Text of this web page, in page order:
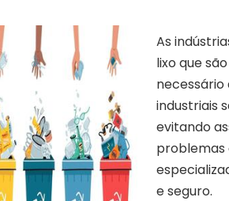
As
lixo que
necessário
industriais
evitando
problemas
e seguro.